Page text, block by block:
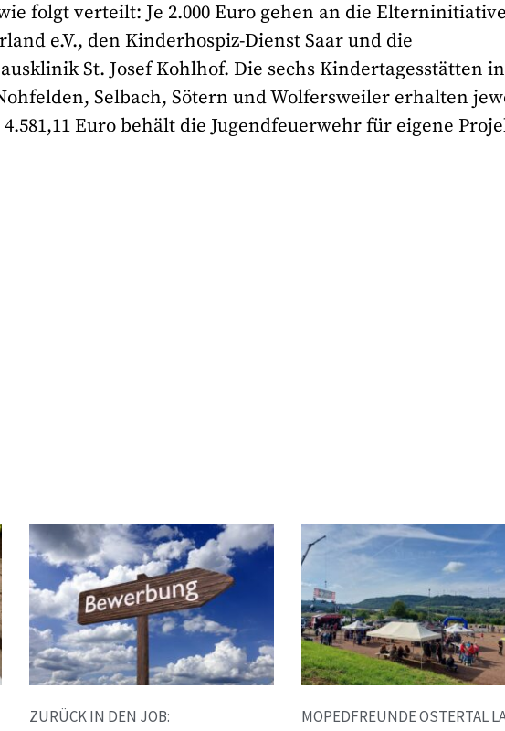
folgt verteilt: Je 2.000 Euro gehen an die
e.V., den Kinderhospiz-Dienst Saar und die
St. Josef Kohlhof. Die sechs Kindertagesstätten in
Selbach, Sötern und Wolfersweiler erhalten
Euro behält die Jugendfeuerwehr für eigene
ZURÜCK IN DEN JOB:
MOPEDFREUNDE OSTERTAL